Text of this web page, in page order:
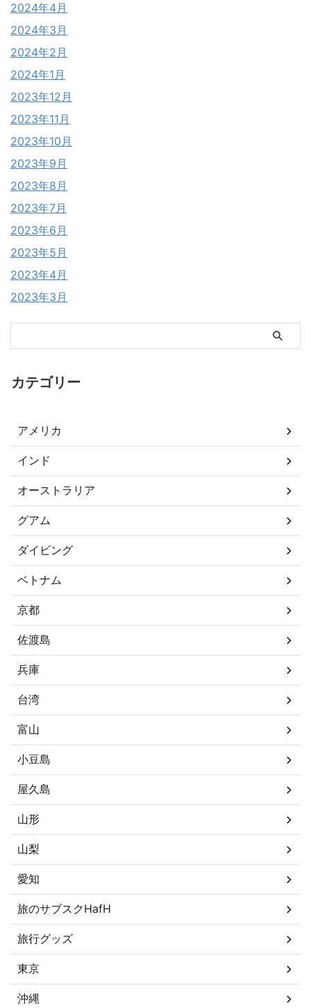
2024年4月
2024年3月
2024年2月
2024年1月
2023年12月
2023年11月
2023年10月
2023年9月
2023年8月
2023年7月
2023年6月
2023年5月
2023年4月
2023年3月
カテゴリー
アメリカ
インド
オーストラリア
グアム
ダイビング
ベトナム
京都
佐渡島
兵庫
台湾
富山
小豆島
屋久島
山形
山梨
愛知
旅のサブスクHafH
旅行グッズ
東京
沖縄